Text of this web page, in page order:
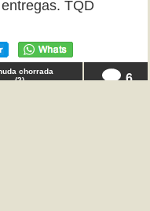
TQD
chorrada
(2) 6